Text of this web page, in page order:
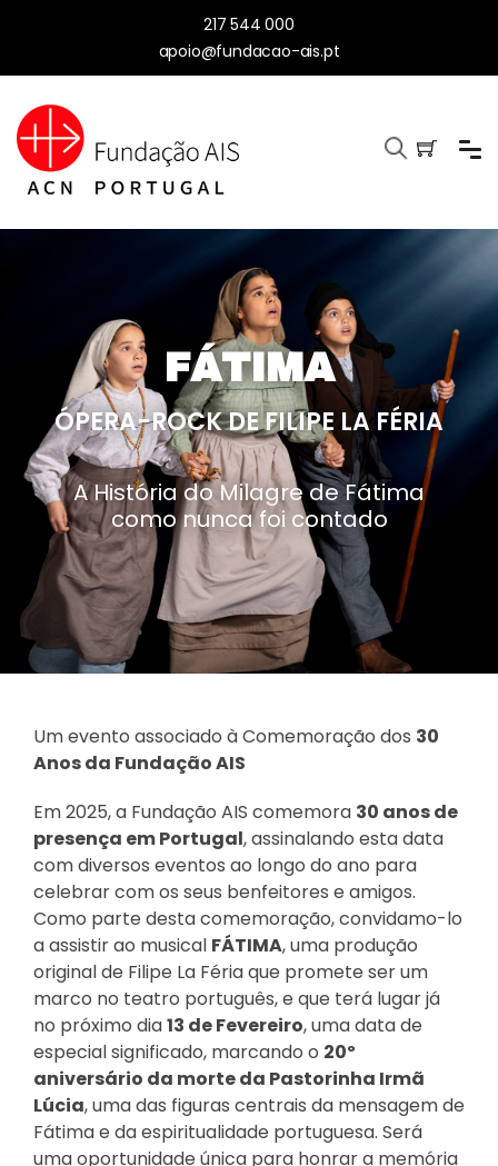
217 544 000
apoio@fundacao-ais.pt
FÁTIMA
ÓPERA-ROCK DE FILIPE LA FÉRIA
A História do Milagre de Fátima
como nunca foi contado
Um evento associado à Comemoração dos 30
Anos da Fundação AIS
Em 2025, a Fundação AIS comemora 30 anos de
presença em Portugal, assinalando esta data
com diversos eventos ao longo do ano para
celebrar com os seus benfeitores e amigos.
Como parte desta comemoração, convidamo-lo
a assistir ao musical FÁTIMA, uma produção
original de Filipe La Féria que promete ser um
marco no teatro português, e que terá lugar já
no próximo dia13 de Fevereiro, uma data de
especial significado, marcando o 20º
aniversário da morte da Pastorinha Irmã
Lúcia, uma das figuras centrais da mensagem de
Fátima e da espiritualidade portuguesa. Será
uma oportunidade única para honrar a memória